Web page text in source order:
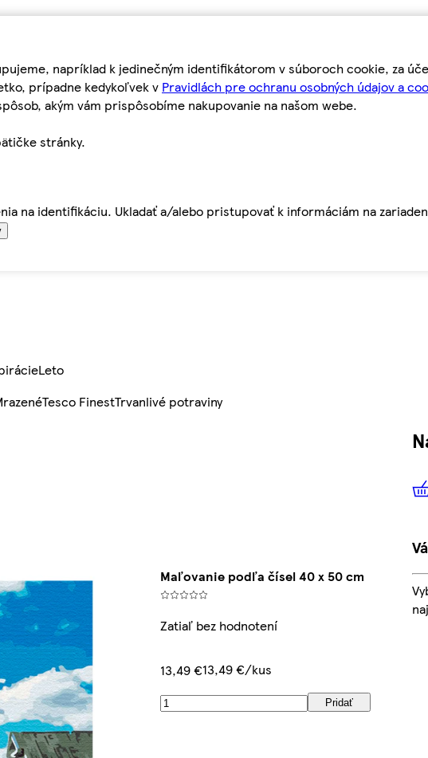
napríklad k jedinečným identifikátorom v súboroch cookie, za
prípadne kedykoľvek v Pravidlách pre ochranu osobných údajov a
akým vám prispôsobíme nakupovanie na našom webe.
stránky.
na identifikáciu. Ukladať a/alebo pristupovať k informáciám na
Leto
Tesco FinestTrvanlivé potraviny
Maľovanie podľa čísel 40 x 50 cm
Zatiaľ bez hodnotení
13,49 €13,49 €/kus
Pridať